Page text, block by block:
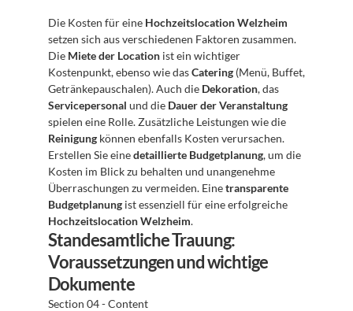
Die Kosten für eine Hochzeitslocation Welzheim
setzen sich aus verschiedenen Faktoren zusammen.
Die Miete der Location ist ein wichtiger
Kostenpunkt, ebenso wie das Catering (Menü, Buffet,
Getränkepauschalen). Auch die Dekoration
Servicepersonal und die Dauer der Veranstaltung
Reinigung können ebenfalls Kosten verursachen.
Erstellen Sie eine detaillierte Budgetplanung, um die
Kosten im Blick zu behalten und unangenehme
Überraschungen zu vermeiden. Eine transparente
Budgetplanung
Hochzeitslocation Welzheim.
Standesamtliche Trauung:
Voraussetzungen und wichtige
Dokumente
Section 04 - Content